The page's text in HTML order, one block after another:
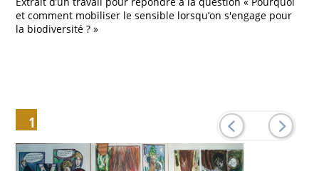
et comment mobiliser le sensible lorsqu’on s'engage pour
la biodiversité ? »
1